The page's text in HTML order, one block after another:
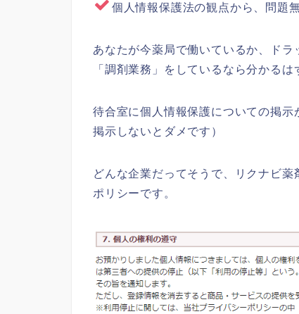
個人情報保護法の観点から、問題
あなたが今薬局で働いているか、ド
「調剤業務」をしているなら分かるは
待合室に個人情報保護についての掲
掲示しないとダメです）
どんな企業だってそうで、リクナビ
ポリシーです。